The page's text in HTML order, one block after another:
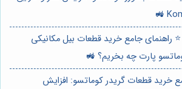
راهنمای جامع خرید قطعات بیل مکانیکی
پارت چه بخریم؟ 🚜
خرید قطعات گریدر کوماتسو: افزایش